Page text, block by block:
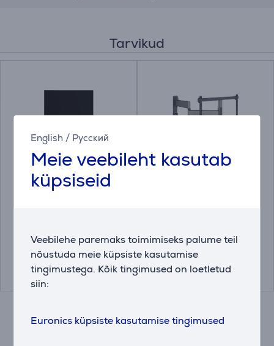
English / Русский
Meie veebileht kasutab
küpsiseid
Veebilehe paremaks toimimiseks palume teil
nõustuda meie küpsiste kasutamise
tingimustega. Kõik tingimused on loetletud
siin:
Euronics küpsiste kasutamise tingimused
Tarvikud
Jalg Birch / Black,
42''-55'', must -
339.99 € 309.99 €